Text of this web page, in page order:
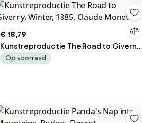
€ 18,79
Kunstreproductie The Road to Giverny,
Winter, 1885, Claude Monet
Op voorraad